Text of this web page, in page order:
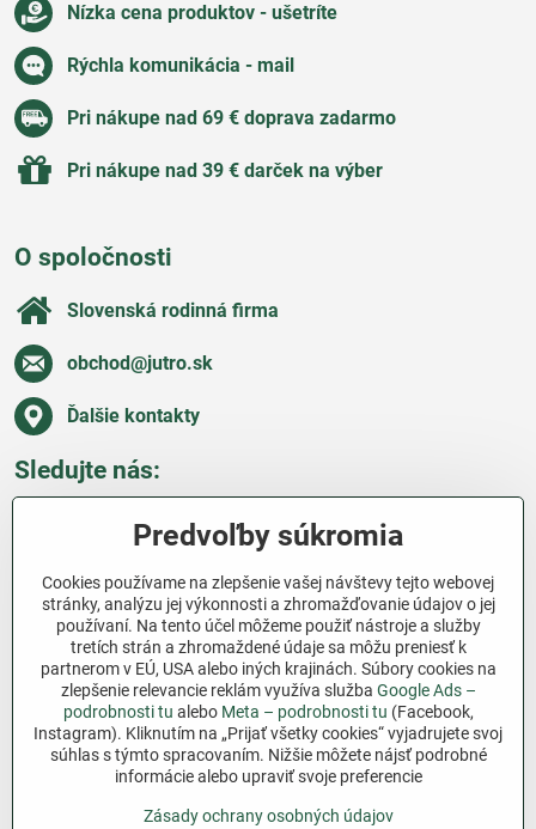
Nízka cena produktov - ušetríte
Rýchla komunikácia - mail
Pri nákupe nad 69 € doprava zadarmo
Pri nákupe nad 39 € darček na výber
O spoločnosti
Slovenská rodinná firma
obchod​@jutro​.sk
Ďalšie kontakty
Sledujte nás:
Všetko o nákupe
Ďakujeme za podporu
Sme slovenský e-shop bez dotácií​. Fungujeme len
vďaka vám – ľuďom, ktorí veria v poctivú prácu a
lásku k pôde​. Každý nákup na Jutro​.sk nám pomáha
pokračovať v tom, čo má zmysel – pomáhať
záhradkárom zadarmo a srdcom​.
Predvoľby súkromia
Cookies používame na zlepšenie vašej návštevy tejto webovej
stránky, analýzu jej výkonnosti a zhromažďovanie údajov o jej
používaní. Na tento účel môžeme použiť nástroje a služby
tretích strán a zhromaždené údaje sa môžu preniesť k
partnerom v EÚ, USA alebo iných krajinách. Súbory cookies na
zlepšenie relevancie reklám využíva služba Google Ads –
podrobnosti tu alebo Meta – podrobnosti tu (Facebook,
Instagram). Kliknutím na „Prijať všetky cookies“ vyjadrujete svoj
súhlas s týmto spracovaním. Nižšie môžete nájsť podrobné
informácie alebo upraviť svoje preferencie
Zásady ochrany osobných údajov